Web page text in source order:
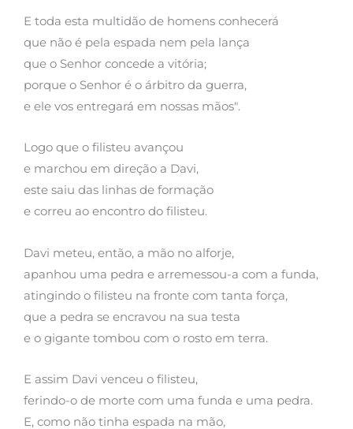
E toda esta multidão de homens conhecerá
que não é pela espada nem pela lança
que o Senhor concede a vitória;
porque o Senhor é o árbitro da guerra,
e ele vos entregará em nossas mãos".
Logo que o filisteu avançou
e marchou em direção a Davi,
este saiu das linhas de formação
e correu ao encontro do filisteu.
Davi meteu, então, a mão no alforje,
apanhou uma pedra e arremessou-a com a funda,
atingindo o filisteu na fronte com tanta força,
que a pedra se encravou na sua testa
e o gigante tombou com o rosto em terra.
E assim Davi venceu o filisteu,
ferindo-o de morte com uma funda e uma pedra.
E, como não tinha espada na mão,